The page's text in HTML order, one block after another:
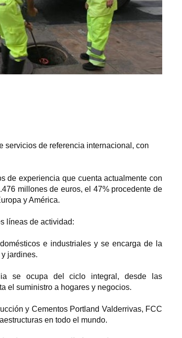
servicios de referencia internacional, con
de experiencia que cuenta actualmente con
millones de euros, el 47% procedente de
y América.
líneas de actividad:
e industriales y se encarga de la
jardines.
se ocupa del ciclo integral, desde las
el suministro a hogares y negocios.
y Cementos Portland Valderrivas, FCC
en todo el mundo.